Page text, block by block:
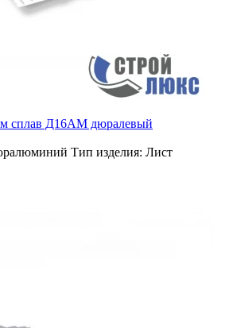
сплав Д16АМ дюралевый
Тип изделия: Лист